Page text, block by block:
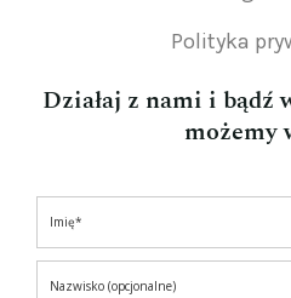
Polityka
Działaj z nami i bądź
możemy